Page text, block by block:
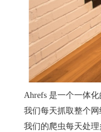
Ahrefs 是一个一体
我们每天抓取整个
我们的爬虫每天处